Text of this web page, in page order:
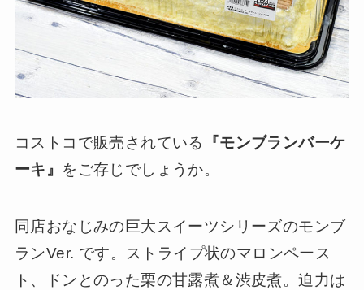
コストコで販売されている
『モンブランバーケ
ーキ』 をご存じでしょうか。
同店おなじみの巨大スイーツシリーズのモンブ
ランVer. です。ストライプ状のマロンペース
ト、ドンとのった栗の甘露煮＆渋皮煮。迫力は